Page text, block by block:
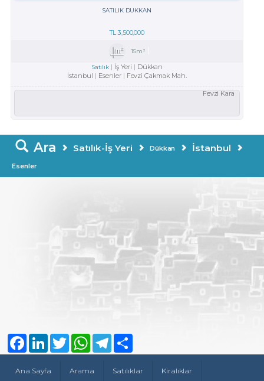
SATILIK DUKKAN
TL3,500,000
15m²
Satılık İş Yeri
Dükkan
İstanbul
Esenler Fevzi Çakmak Mah.
Fevzi Kara
Ara Satılık-İş Yeri Dükkan İstanbul
Esenler
Ana Sayfa Arama Satılıklar Kiralıklar
FacebookLinkedInTwitter WhatsAppTelegram